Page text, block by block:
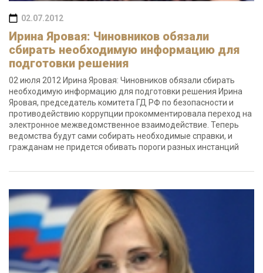
02.07.2012
Ирина Яровая: Чиновников обязали
сбирать необходимую информацию для
подготовки решения
02 июля 2012 Ирина Яровая: Чиновников обязали сбирать
необходимую информацию для подготовки решения Ирина
Яровая, председатель комитета ГД РФ по безопасности и
противодействию коррупции прокомментировала переход на
электронное межведомственное взаимодействие. Теперь
ведомства будут сами собирать необходимые справки, и
гражданам не придется обивать пороги разных инстанций